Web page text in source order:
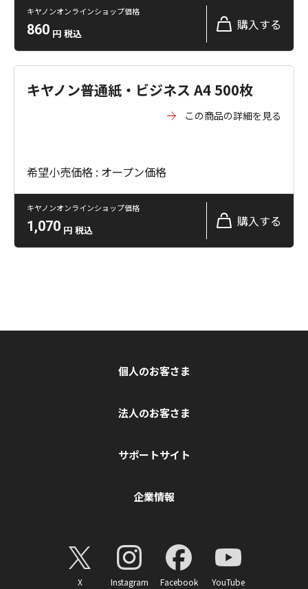
キヤノンオンラインショップ価格
860 円 税込
購入する
キヤノン普通紙・ビジネス A4 500枚
この商品の詳細を見る
希望小売価格 : オープン価格
キヤノンオンラインショップ価格
1,070 円 税込
購入する
個人のお客さま
法人のお客さま
サポートサイト
企業情報
X Instagram Facebook YouTube